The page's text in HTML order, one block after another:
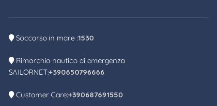
Soccorso in mare :1530
Rimorchio nautico di emergenza
SAILORNET:+390650796666
Customer Care:+390687691550